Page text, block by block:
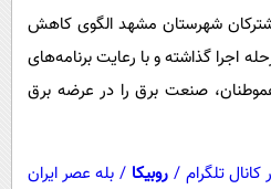
شهرستان مشهد الگوی کاهش
اجرا گذاشته و با رعایت برنامه‌های
صنعت برق را در عرضه برق
تلگرام / روبیکا / بله عصر ایران